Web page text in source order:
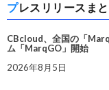
プレスリリースま
CBcloud、全国の「
ム「MarqGO」開始
2026年8月5日